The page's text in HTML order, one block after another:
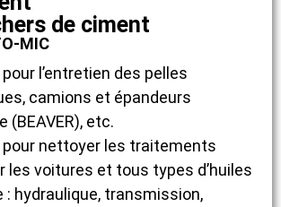
de ciment
MIC
l’entretien des pelles
camions et épandeurs
(BEAVER), etc.
pour nettoyer les traitements
les voitures et tous types d’huiles
: hydraulique, transmission,